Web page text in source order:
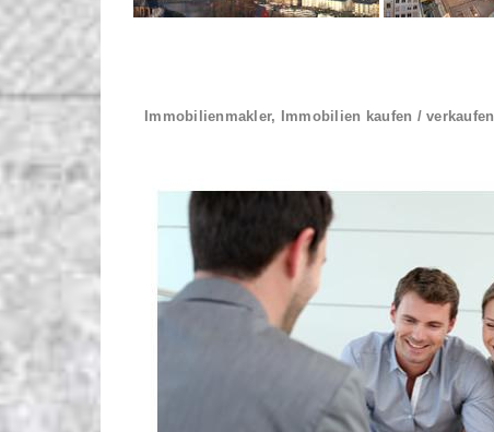
Immobilienmakler, Immobilien kaufen / verkaufen